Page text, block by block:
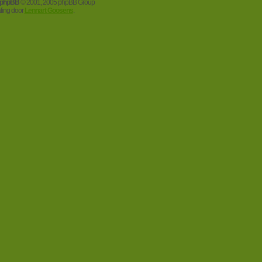
phpBB© 2001, 2005 phpBB Group
door Lennart Goosens.